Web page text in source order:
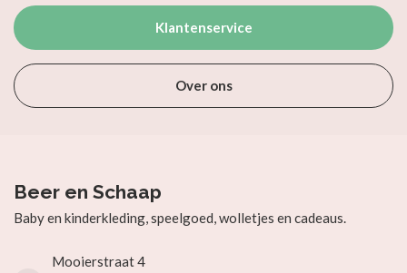
Klantenservice
Over ons
Beer en Schaap
Baby en kinderkleding, speelgoed, wolletjes en cadeaus.
Mooierstraat 4